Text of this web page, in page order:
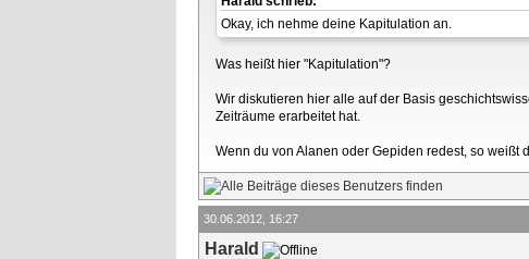
Okay, ich nehme deine Kapitulation an.
Was heißt hier "Kapitulation"?
Wir diskutieren hier alle auf der Basis
Zeiträume erarbeitet hat.
Wenn du von Alanen oder Gepiden redest, so weißt
30.06.2012, 16:27
Harald